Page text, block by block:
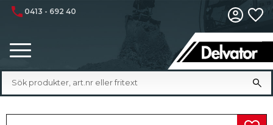
phone 0413 - 692 40